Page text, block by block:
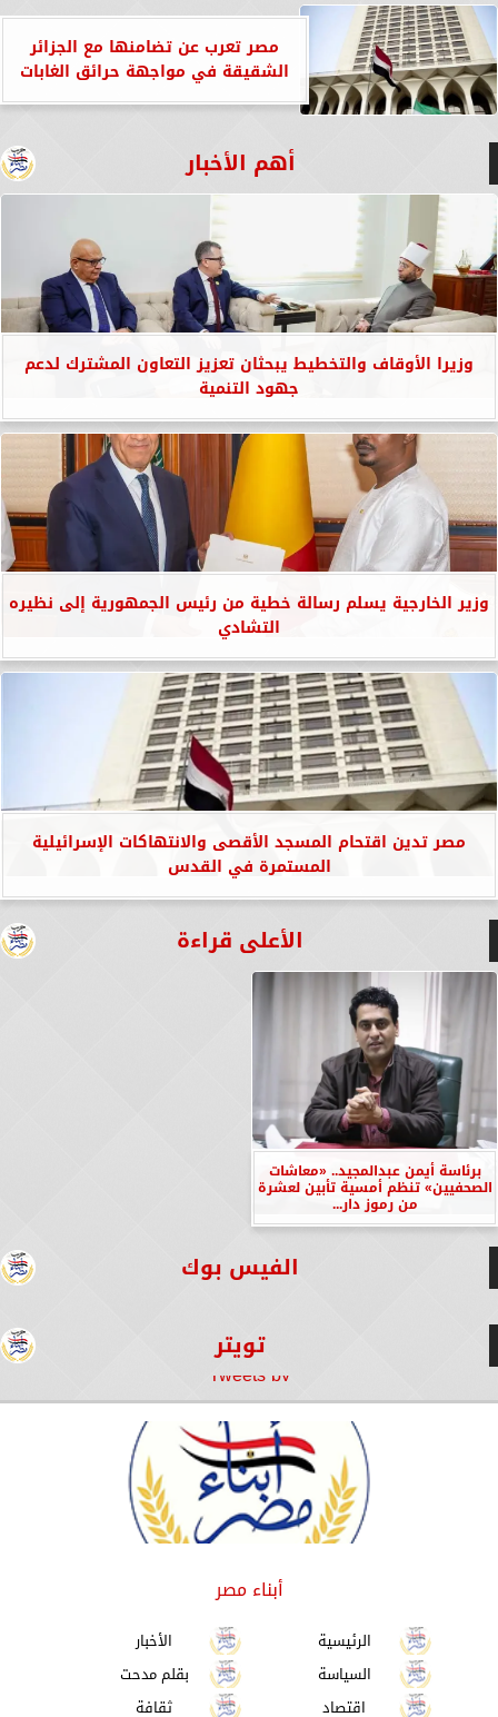
مصر تعرب عن تضامنها مع الجزائر
الشقيقة في مواجهة حرائق الغابات
أهم الأخبار
وزيرا الأوقاف والتخطيط يبحثان تعزيز التعاون المشترك لدعم
جهود التنمية
وزير الخارجية يسلم رسالة خطية من رئيس الجمهورية إلى نظيره
التشادي
مصر تدين اقتحام المسجد الأقصى والانتهاكات الإسرائيلية
المستمرة في القدس
الأعلى قراءة
برئاسة أيمن عبدالمجيد.. «معاشات
الصحفيين» تنظم أمسية تأبين لعشرة
من رموز دار...
الفيس بوك
تويتر
Tweets by
أبناء مصر
الرئيسية
الأخبار
السياسة
بقلم مدحت
اقتصاد
ثقافة